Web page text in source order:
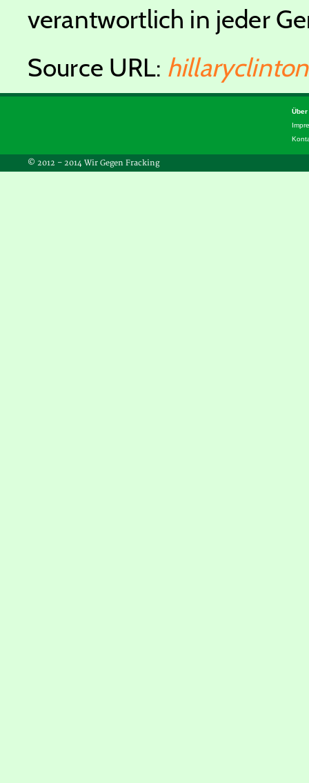
verantwortlich in jeder
Source URL:
Über
© 2012 – 2014 Wir Gegen Fracking